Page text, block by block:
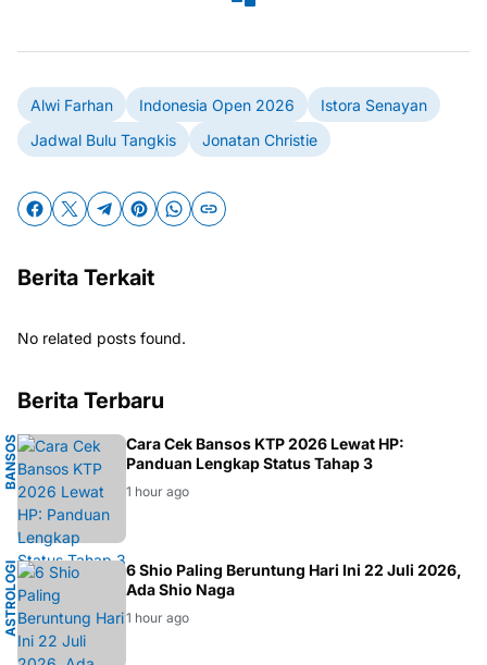
Alwi Farhan Indonesia Open 2026
Istora Senayan
Jadwal Bulu Tangkis
Jonatan Christie
Berita Terkait
No related posts found.
Berita Terbaru
B
A
NS
O
S
2
0
26
Cara Cek Bansos KTP 2026 Lewat HP:
Panduan Lengkap Status Tahap 3
1 hour ago
A
S
T
R
O
L
OG
I
T
I
O
N
G
K
OK
6 Shio Paling Beruntung Hari Ini 22 Juli 2026,
Ada Shio Naga
1 hour ago